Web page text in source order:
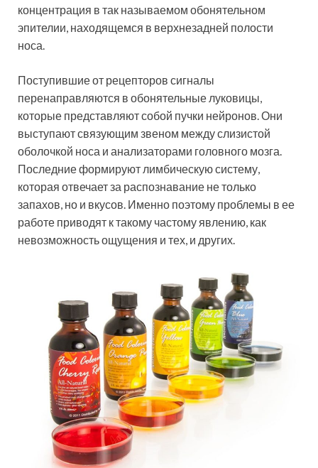
концентрация в так называемом обонятельном
эпителии, находящемся в верхнезадней полости
носа.
Поступившие от рецепторов сигналы
перенаправляются в обонятельные луковицы,
которые представляют собой пучки нейронов. Они
выступают связующим звеном между слизистой
оболочкой носа и анализаторами головного мозга.
Последние формируют лимбическую систему,
которая отвечает за распознавание не только
запахов, но и вкусов. Именно поэтому проблемы в ее
работе приводят к такому частому явлению, как
невозможность ощущения и тех, и других.